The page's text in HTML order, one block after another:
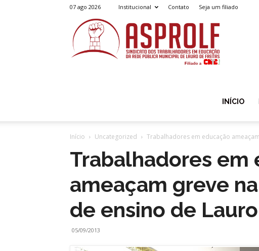
07 ago 2026 Institucional Contato Seja um filiado
INÍCIO
Início Uncategorized Trabalhadores em educação
Trabalhadores em
ameaçam greve
de ensino de
05/09/2013